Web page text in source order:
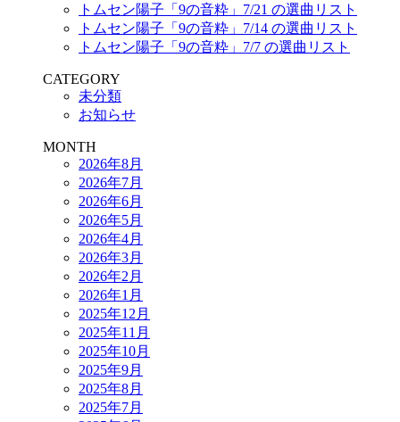
トムセン陽子「9の音粋」7/21 の選曲リスト
トムセン陽子「9の音粋」7/14 の選曲リスト
トムセン陽子「9の音粋」7/7 の選曲リスト
CATEGORY
未分類
お知らせ
MONTH
2026年8月
2026年7月
2026年6月
2026年5月
2026年4月
2026年3月
2026年2月
2026年1月
2025年12月
2025年11月
2025年10月
2025年9月
2025年8月
2025年7月